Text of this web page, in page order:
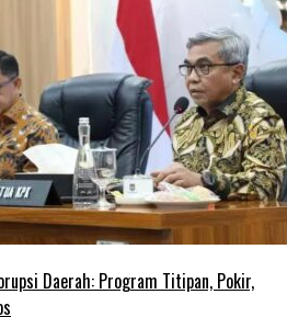
Daerah: Program Titipan, Pokir,